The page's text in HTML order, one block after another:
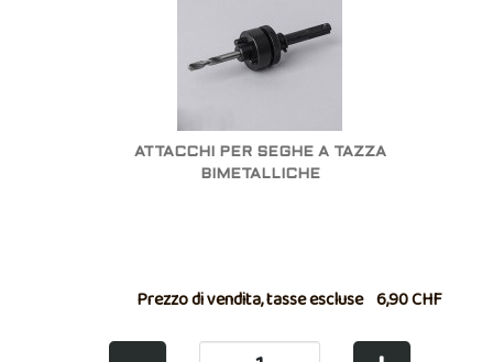
ATTACCHI PER SEGHE A TAZZA
BIMETALLICHE
Prezzo di vendita, tasse escluse 6,90 CHF